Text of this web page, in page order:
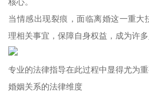
当情感出现裂痕，面临离婚这一重大
理相关事宜，保障自身权益，成为许多
专业的法律指导在此过程中显得尤为重
婚姻关系的法律维度